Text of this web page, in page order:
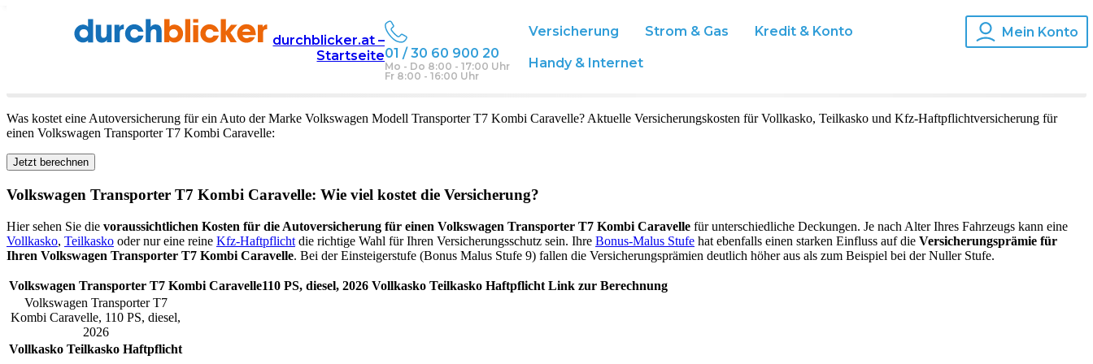
durchblicker.at –
Startseite01 / 30 60 900 20
Mo - Do 8:00 - 17:00 Uhr
Fr 8:00 - 16:00 Uhr
Versicherung Strom & Gas Kredit & Konto
Handy & Internet
Mein Konto
Autoversicherung Volkswagen
Volkswagen Transporter T7 Kombi Caravellein Österreich
Was kostet eine Autoversicherung für ein Auto der Marke Volkswagen Modell Transporter T7 Kombi Caravelle? Aktuelle Versicherungskosten für Vollkasko, Teilkasko und Kfz-Haftpflichtversicherung für
einen Volkswagen Transporter T7 Kombi Caravelle:
Jetzt berechnen
Volkswagen Transporter T7 Kombi Caravelle: Wie viel kostet die Versicherung?
Hier sehen Sie die voraussichtlichen Kosten für die Autoversicherung für einen Volkswagen Transporter T7 Kombi Caravelle für unterschiedliche Deckungen. Je nach Alter Ihres Fahrzeugs kann eine
Vollkasko, Teilkasko oder nur eine reine Kfz-Haftpflicht die richtige Wahl für Ihren Versicherungsschutz sein. Ihre Bonus-Malus Stufe hat ebenfalls einen starken Einfluss auf die Versicherungsprämie für
Ihren Volkswagen Transporter T7 Kombi Caravelle. Bei der Einsteigerstufe (Bonus Malus Stufe 9) fallen die Versicherungsprämien deutlich höher aus als zum Beispiel bei der Nuller Stufe.
Volkswagen Transporter T7 Kombi Caravelle110 PS, diesel, 2026 Vollkasko Teilkasko Haftpflicht Link zur Berechnung
Volkswagen Transporter T7
Kombi Caravelle, 110 PS, diesel,
2026
Vollkasko Teilkasko Haftpflicht